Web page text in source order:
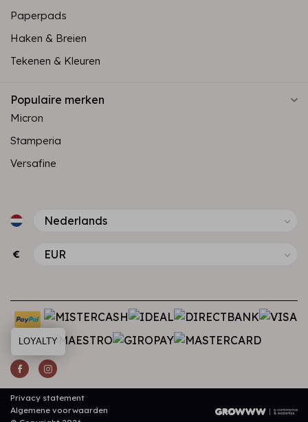
Paperpads
Haken & Breien
Tekenen & Kleuren
Populaire merken
Micron
Stamperia
Versafine
€
Privacy statement
Algemene voorwaarden
LOYALTY